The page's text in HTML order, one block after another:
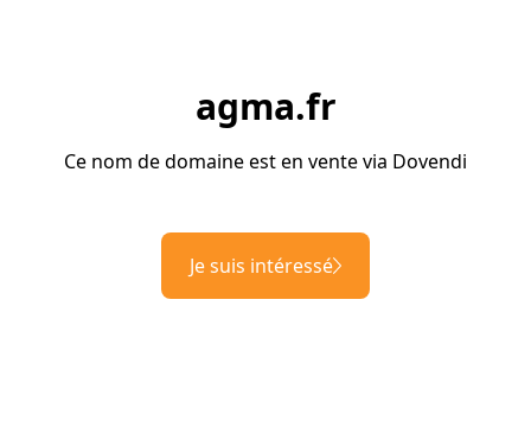
agma.fr
Ce nom de domaine est en vente via Dovendi
Je suis intéressé